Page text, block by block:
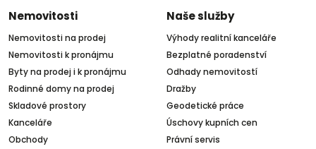
Nemovitosti
Nemovitosti na prodej
Nemovitosti k pronájmu
Byty na prodej i k pronájmu
Rodinné domy na prodej
Skladové prostory
Kanceláře
Obchody
Naše služby
Výhody realitní kanceláře
Bezplatné poradenství
Odhady nemovitostí
Dražby
Geodetické práce
Úschovy kupních cen
Právní servis